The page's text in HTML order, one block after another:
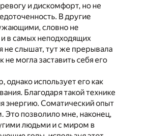
и дискомфорт, но не
В другие
словно не
в самых неподходящих
не слышат, тут же прерывала
могла заставить себя его
использует его как
Благодаря такой технике
энергию. Соматический опыт
Это позволило мне, наконец,
людьми и с миром в